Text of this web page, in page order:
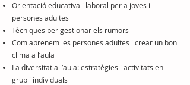
Orientació educativa i laboral per a joves i
persones adultes
Tècniques per gestionar els rumors
Com aprenem les persones adultes i crear un bon
clima a l’aula
La diversitat a l’aula: estratègies i activitats en
grup i individuals